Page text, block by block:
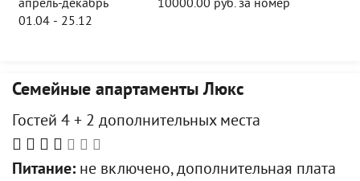
апрель-декабрь
01.04 - 25.12
10000.00 руб. за номер
Семейные апартаменты Люкс
Гостей 4 + 2 дополнительных места
Питание: не включено, дополнительная плата